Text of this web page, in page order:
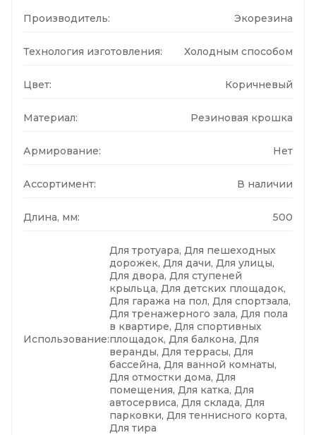
Производитель: Экорезина
Технология изготовления: Холодным способом
Цвет: Коричневый
Материал: Резиновая крошка
Армирование: Нет
Ассортимент: В наличии
Длина, мм: 500
Использование:
Для тротуара, Для пешеходных
дорожек, Для дачи, Для улицы,
Для двора, Для ступеней
крыльца, Для детских площадок,
Для гаража на пол, Для спортзала,
Для тренажерного зала, Для пола
в квартире, Для спортивных
площадок, Для балкона, Для
веранды, Для террасы, Для
бассейна, Для ванной комнаты,
Для отмостки дома, Для
помещения, Для катка, Для
автосервиса, Для склада, Для
парковки, Для теннисного корта,
Для тира